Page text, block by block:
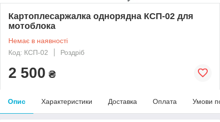
Картоплесаржалка однорядна КСП-02 для
мотоблока
Немає в наявності
Код: КСП-02
Роздріб
2 500 ₴
Опис Характеристики Доставка Оплата Умови